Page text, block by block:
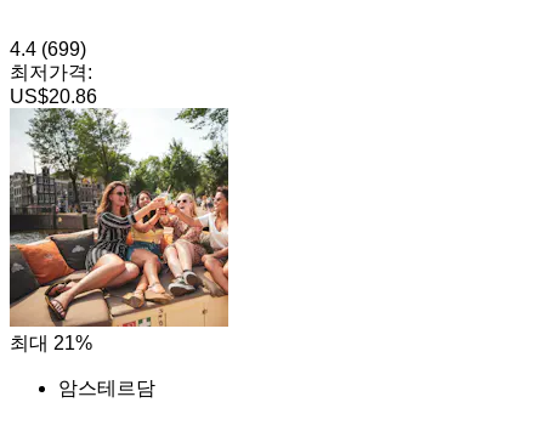
4.4 (699)
최저가격:
US$20.86
최대 21%
암스테르담